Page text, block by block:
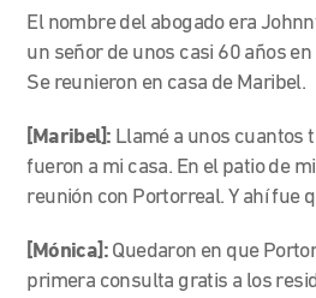
El nombre del abogado era
un señor de unos casi 60 años
Se reunieron en casa de Maribel.
[Maribel]: Llamé a unos cuantos
fueron a mi casa. En el patio de
reunión con Portorreal. Y ahí fue
[Mónica]: Quedaron en que
primera consulta gratis a los